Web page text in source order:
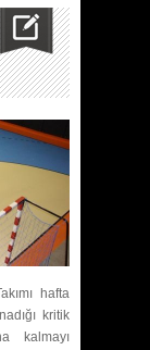
hafta
kritik
kalmayı